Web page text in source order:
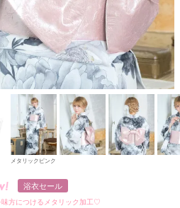
メタリックピンク
浴衣セール
方につけるメタリック加工♡